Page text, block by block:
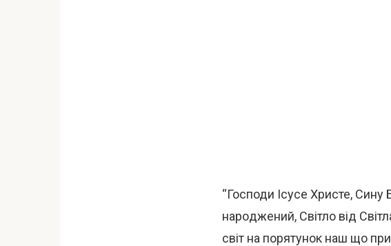
“Господи Ісусе Христе,
нарoджений, Світло від
світ на порятунок наш що